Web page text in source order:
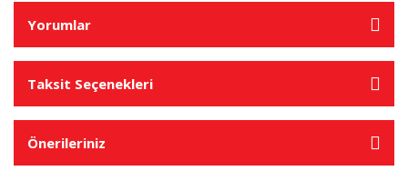
Yorumlar
Taksit Seçenekleri
Önerileriniz